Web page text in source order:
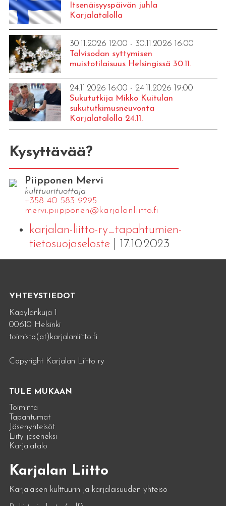
Itsenäisyyspäivän juhla
Karjalatalolla
30.11.2026 12:00 - 30.11.2026 16:00
Talvisodan syttymisen
muistotilaisuus Helsingissä 30.11.
24.11.2026 16:00 - 24.11.2026 19:00
Sukututkija Mikko Kuitulan
sukututkimusneuvonta
Karjalatalolla 24.11.
Kysyttävää?
Piipponen Mervi
kulttuurituottaja
+358 40 583 9295
mervi.​piipponen@​kar​jala​nlii​tto.​fi
karjalan-liitto-ry_tapahtumien-
tietosuojaseloste| 17.10.2023
YHTEYSTIEDOT
Käpylänkuja 1
00610 Helsinki
toimisto(at)karjalanliitto.fi
Copyright Karjalan Liitto ry
TULE MUKAAN
Toiminta
Tapahtumat
Jäsenyhteisöt
Liity jäseneksi
Karjalatalo
Karjalan Liitto
Karjalaisen kulttuurin ja karjalaisuuden yhteisö